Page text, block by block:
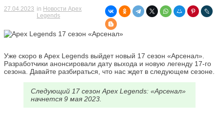
27.04.2023 in Новости Apex
Legends
Уже скоро в Apex Legends выйдет новый 17 сезон «Арсенал».
Разработчики анонсировали дату выхода и новую легенду 17-го
сезона. Давайте разбираться, что нас ждет в следующем сезоне.
Следующий 17 сезон Apex Legends: «Арсенал»
начнется 9 мая 2023.